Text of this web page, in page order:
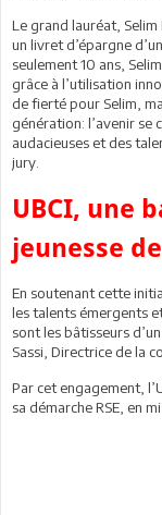
Le grand lauréat,
un livret d’épargne
seulement 10 ans,
grâce à l’utilisation
de fierté pour Selim,
génération: l’avenir se
audacieuses et des
jury.
UBCI, une
jeunesse
En soutenant cette
les talents émergents
sont les bâtisseurs
Sassi, Directrice de la
Par cet engagement,
sa démarche RSE, en